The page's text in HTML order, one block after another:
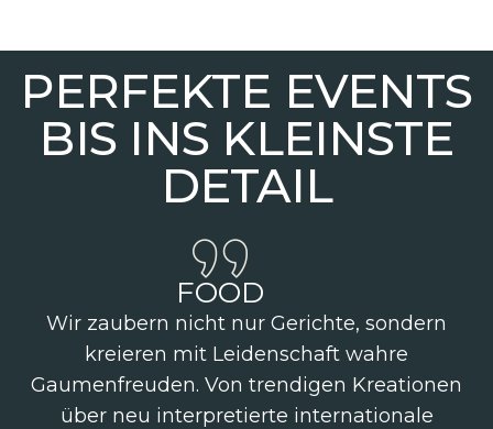
PERFEKTE EVENTS
BIS INS KLEINSTE
DETAIL
FOOD
Wir zaubern nicht nur Gerichte, sondern
kreieren mit Leidenschaft wahre
Gaumenfreuden. Von trendigen Kreationen
über neu interpretierte internationale